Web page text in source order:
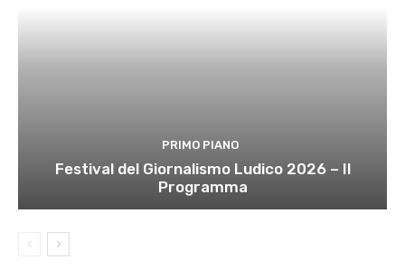
PRIMO PIANO
Festival del Giornalismo Ludico 2026 – Il
Programma